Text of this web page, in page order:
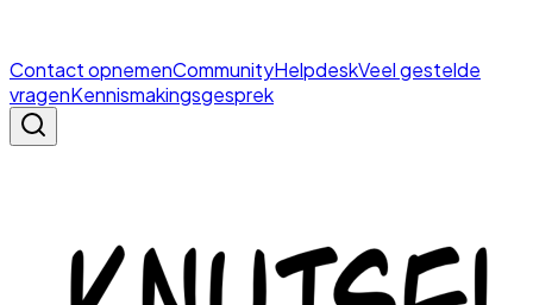
Contact opnemenCommunityHelpdeskVeel gestelde
vragenKennismakingsgesprek